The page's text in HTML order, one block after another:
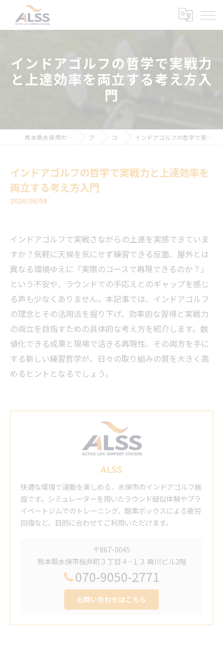
インドアゴルフの哲学で実戦力
と上達効率を両立する考え方入
門
熊本県水俣市のインドアゴルフならALSS ブログ コラム インドアゴルフの哲学で実戦力と上達効率を両立する考え方入門
インドアゴルフの哲学で実戦力と上達効率を
両立する考え方入門
2026/06/09
インドアゴルフで実戦さながらの上達を実感できていま
すか？気軽に天候を気にせず練習できる反面、屋外とは
異なる環境ゆえに「実際のコースで再現できるのか？」
という不安や、ラウンドでの手応えとのギャップを感じ
る声も少なくありません。本記事では、インドアゴルフ
の理念とその活用法を掘り下げ、効率的な習得と実戦力
の両立を目指すための具体的な考え方を紹介します。数
値化できる成果と現場で活きる再現性、その両方を手に
する新しい練習哲学が、日々の取り組みの質を大きく高
めるヒントとなるでしょう。
ALSS
快適な環境で運動を楽しめる、水俣市のインドアゴルフ施
設です。シミュレーターを用いたラウンド疑似体験やプラ
イベートジムでのトレーニング、酸素ボックスによる疲労
回復など、目的に合わせてご利用いただけます。
〒867-0045
熊本県水俣市桜井町３丁目４−１３ 森川ビル2階
070-9050-2771
お問い合わせはこちら